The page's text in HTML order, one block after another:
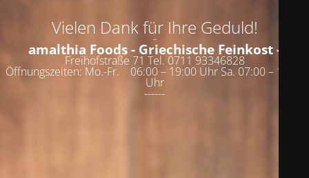
Vielen Dank für Ihre Geduld!
-
amalthia Foods - Griechische Feinkost -
Freihofstraße 71 Tel. 0711 93346828
Öffnungszeiten: Mo.-Fr. 06:00 – 19:00 Uhr Sa. 07:00 – 19:00
Uhr
------